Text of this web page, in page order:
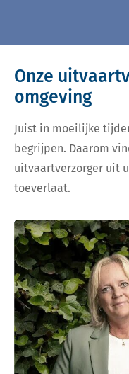
Onze
omgeving
Juist in moeilijke
begrijpen. Daarom
uitvaartverzorger uit
toeverlaat.